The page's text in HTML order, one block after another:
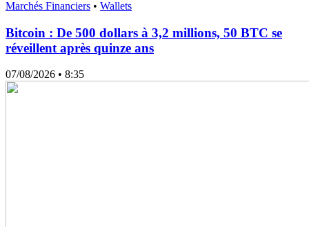
Marchés Financiers • Wallets
Bitcoin : De 500 dollars à 3,2 millions, 50 BTC se
réveillent après quinze ans
07/08/2026 • 8:35